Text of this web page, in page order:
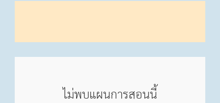
ไม่พบแผนการสอนนี้